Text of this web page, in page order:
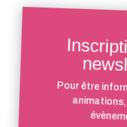
Pour être